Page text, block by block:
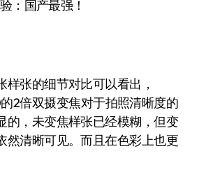
张的细节对比可以看出，
2倍双摄变焦对于拍照清晰度的
的，未变焦样张已经模糊，但变
然清晰可见。而且在色彩上也更